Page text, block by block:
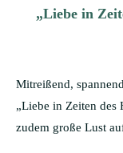
„Liebe in
Mitreißend,
„Liebe in Zeiten des
zudem große Lust